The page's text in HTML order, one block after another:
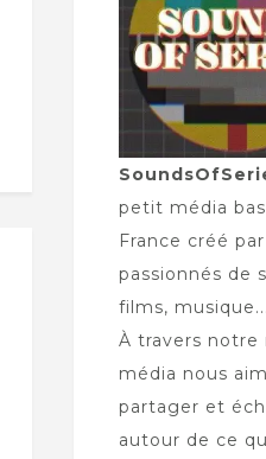
petit média
France créé
passionnés de
films, musique...
À travers notre
média nous
partager et
autour de ce